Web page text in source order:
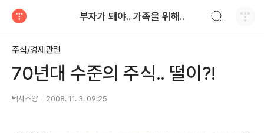
부자가 돼야.. 가족을 위해..
주식/경제관련
70년대 수준의 주식.. 떨이?!
텍사스양 2008. 11. 3. 09:25